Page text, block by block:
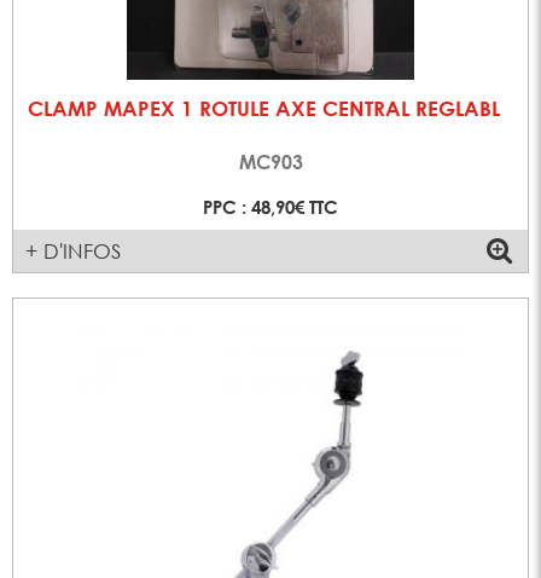
CLAMP MAPEX 1 ROTULE AXE CENTRAL REGLABL
MC903
PPC : 48,90€ TTC
+ D'INFOS